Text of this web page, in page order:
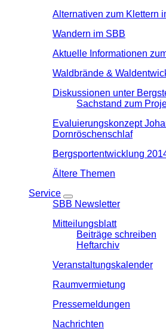
Alternativen zum Klettern
Wandern im SBB
Aktuelle Informationen
Waldbrände &
Diskussionen unter
Sachstand zum
Evaluierungskonzept
Dornröschenschlaf
Bergsportentwicklung
Ältere Themen
Service
SBB Newsletter
Mitteilungsblatt
Beiträge schreiben
Heftarchiv
Veranstaltungskalender
Raumvermietung
Pressemeldungen
Nachrichten